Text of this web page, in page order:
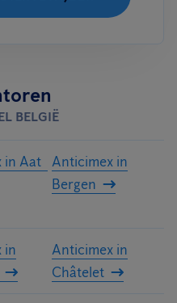
BELGIË
in Aat
Anticimex in
Bergen
in
Anticimex in
Châtelet